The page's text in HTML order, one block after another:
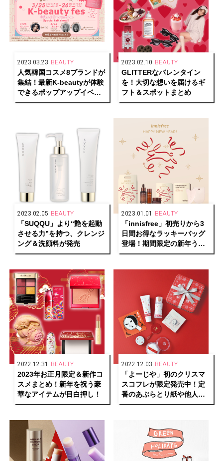
2023.03.23 BEAUTY
人気韓国コスメ8ブランドが
集結！最新K-beautyが体験
できるポップアップイベン
トを表参道で開催
2023.02.10 BEAUTY
GLITTERなバレンタイン
を！大切な想いを届けるギ
フト＆スポットまとめ
2023.02.05 BEAUTY
「SUQQU」より“艶を起動
させる力”を持つ、クレンジ
ング＆洗顔料が発売
2023.01.01 BEAUTY
「innisfree」初売りから3
日間お得なラッキーバッグ
登場！期間限定の新年うさ
ぎパッケージも！
2022.12.31 BEAUTY
2023年お正月限定＆新作コ
スメまとめ！新年を祝う豪
華なアイテムが目白押し！
2022.12.03 BEAUTY
「よーじや」初のクリスマ
スコフレが限定発売中！定
番のあぶらとり紙や他人気
アイテムがぎっしり！